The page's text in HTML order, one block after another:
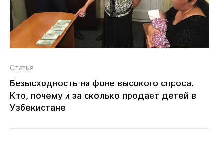
Статья
Безысходность на фоне высокого спроса.
Кто, почему и за сколько продает детей в
Узбекистане